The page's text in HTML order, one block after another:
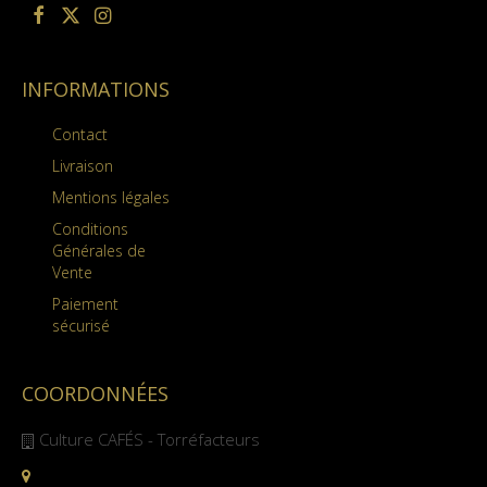
INFORMATIONS
Contact
Livraison
Mentions légales
Conditions
Générales de
Vente
Paiement
sécurisé
COORDONNÉES
Culture CAFÉS - Torréfacteurs